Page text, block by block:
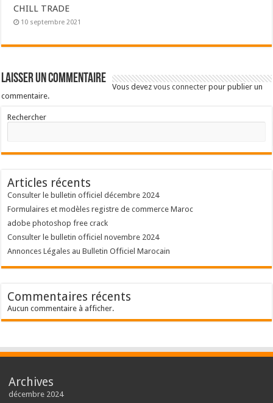
CHILL TRADE
10 septembre 2021
Laisser un commentaire
Vous devezvous connecter pour publier un
commentaire.
Rechercher
Articles récents
Consulter le bulletin officiel décembre 2024
Formulaires et modèles registre de commerce Maroc
adobe photoshop free crack
Consulter le bulletin officiel novembre 2024
Annonces Légales au Bulletin Officiel Marocain
Commentaires récents
Aucun commentaire à afficher.
Archives
décembre 2024